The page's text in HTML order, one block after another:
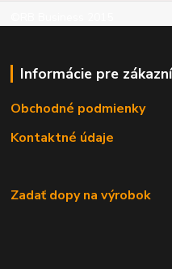
Informácie pre
Obchodné podmienky
Kontaktné údaje
Zadať dopy na výrobok